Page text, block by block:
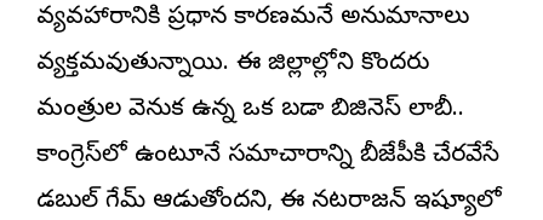
వ్యవహారానికి ప్రధాన కారణమనే అనుమానాలు
వ్యక్తమవుతున్నాయి. ఈ జిల్లాల్లోని కొందరు
మంత్రుల వెనుక ఉన్న ఒక బడా బిజినెస్ లాబీ..
కాంగ్రెస్‌లో ఉంటూనే సమాచారాన్ని బీజేపీకి చేరవేసే
డబుల్ గేమ్ ఆడుతోందని, ఈ నటరాజన్ ఇష్యూలో